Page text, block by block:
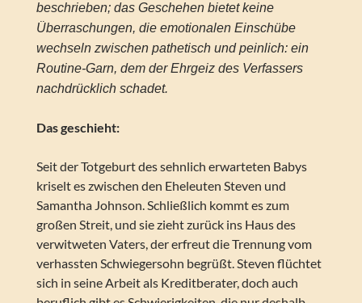
beschrieben; das Geschehen bietet keine
Überraschungen, die emotionalen Einschübe
wechseln zwischen pathetisch und peinlich: ein
Routine-Garn, dem der Ehrgeiz des Verfassers
nachdrücklich schadet.
Das geschieht:
Seit der Totgeburt des sehnlich erwarteten Babys
kriselt es zwischen den Eheleuten Steven und
Samantha Johnson. Schließlich kommt es zum
großen Streit, und sie zieht zurück ins Haus des
verwitweten Vaters, der erfreut die Trennung vom
verhassten Schwiegersohn begrüßt. Steven flüchtet
sich in seine Arbeit als Kreditberater, doch auch